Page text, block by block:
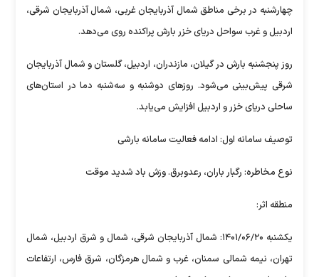
چهارشنبه در برخی مناطق شمال آذربایجان غربی، شمال آذربایجان شرقی،
اردبیل و غرب سواحل دریای خزر بارش پراکنده روی می‌دهد.
روز پنجشنبه بارش در گیلان، مازندران، اردبیل، گلستان و شمال آذربایجان
شرقی پیش‌بینی می‌شود. روز‌های دوشنبه و سه‌شنبه دما در استان‌های
ساحلی دریای خزر و اردبیل افزایش می‌یابد.
توصیف سامانه اول: ادامه فعالیت سامانه بارشی
نوع مخاطره: رگبار باران، رعدوبرق. وزش باد شدید موقت
منطقه اثر:
یکشنبه ۱۴۰۱/۰۶/۲۰: شمال آذربایجان شرقی، شمال و شرق اردبیل، شمال
تهران، نیمه شمالی سمنان، غرب و شمال هرمزگان، شرق فارس، ارتفاعات